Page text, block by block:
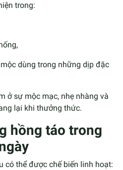
trong:
dùng trong những dịp đặc
ở sự mộc mạc, nhẹ nhàng và
lại khi thưởng thức.
hồng táo trong
có thể được chế biến linh hoạt: